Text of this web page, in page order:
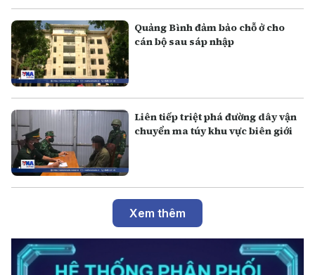
Quảng Bình đảm bảo chỗ ở cho
cán bộ sau sáp nhập
Liên tiếp triệt phá đường dây vận
chuyển ma túy khu vực biên giới
Xem thêm